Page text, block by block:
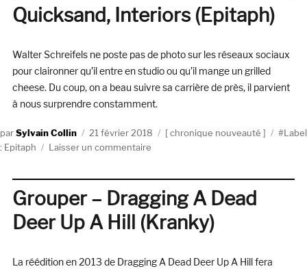
The
Nerves
produit)
Quicksand, Interiors (Epitaph)
Walter Schreifels ne poste pas de photo sur les réseaux sociaux
pour claironner qu’il entre en studio ou qu’il mange un grilled
cheese. Du coup, on a beau suivre sa carrière de près, il parvient
à nous surprendre constamment.
AuteurSylvain Collin
Publié
le
21 février 2018 Catégories
chronique nouveauté
Label
: Epitaph
Laisser un commentaire
(Epitaph)
Grouper – Dragging A Dead
Deer Up A Hill (Kranky)
La réédition en 2013 de Dragging A Dead Deer Up A Hill fera